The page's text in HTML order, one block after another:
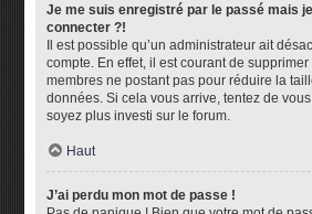
Je me suis enregistré par le passé mais
connecter ?!
Il est possible qu’un administrateur ait
compte. En effet, il est courant de
membres ne postant pas pour réduire la
données. Si cela vous arrive, tentez de
soyez plus investi sur le forum.
Haut
J’ai perdu mon mot de passe !